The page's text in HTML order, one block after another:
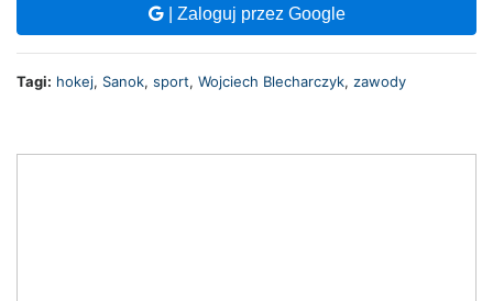
| Zaloguj przez Google
Tagi: hokej, Sanok, sport, Wojciech Blecharczyk, zawody